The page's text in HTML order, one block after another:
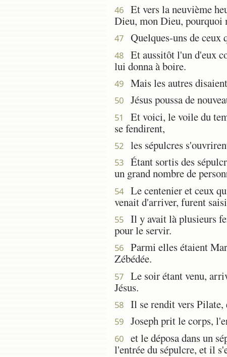
46
Et vers la neuvième
Dieu, mon Dieu, pourquoi
47 Quelques-uns de
48
Et aussitôt l'un d'eux
lui donna à boire.
49 Mais les autres
50 Jésus poussa de
51
Et voici, le voile du
se fendirent,
52 les sépulcres
53
Étant sortis des
un grand nombre de
54
Le centenier et ceux
venait d'arriver, furent
55
Il y avait là plusieurs
pour le servir.
56
Parmi elles étaient
Zébédée.
57
Le soir étant venu,
Jésus.
58 Il se rendit vers Pilate,
59 Joseph prit le corps,
60
et le déposa dans un
l'entrée du sépulcre, et il